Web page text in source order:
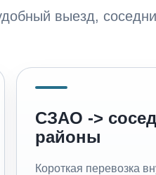
выезд,
СЗАО ->
районы
Короткая перевозка